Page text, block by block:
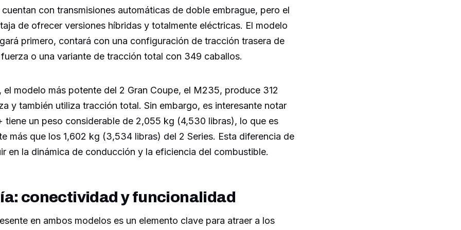
con transmisiones automáticas de doble embrague, pero el
de ofrecer versiones híbridas y totalmente eléctricas. El modelo
primero, contará con una configuración de tracción trasera de
o una variante de tracción total con 349 caballos.
el modelo más potente del 2 Gran Coupe, el M235, produce 312
y también utiliza tracción total. Sin embargo, es interesante notar
tiene un peso considerable de 2,055 kg (4,530 libras), lo que es
más que los 1,602 kg (3,534 libras) del 2 Series. Esta diferencia de
en la dinámica de conducción y la eficiencia del combustible.
conectividad y funcionalidad
en ambos modelos es un elemento clave para atraer a los